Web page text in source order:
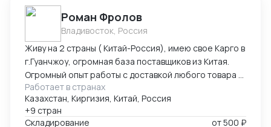
Роман Фролов
Владивосток, Россия
Живу на 2 страны ( Китай-Россия), имею свое Карго в
г.Гуанчжоу, огромная база поставщиков из Китая.
Огромный опыт работы с доставкой любого товара в
Страны Средней Азии. Поиск, выкуп, валюта, обмен,
инспекция.
Работает в странах
Казахстан, Киргизия, Китай, Россия
+9 стран
Складирование
от500 ₽